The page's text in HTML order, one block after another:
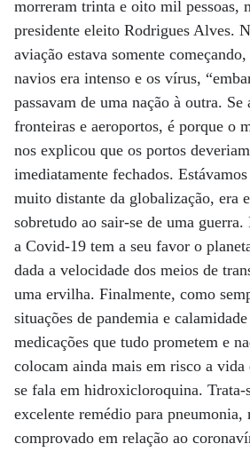
morreram trinta e oito mil pessoas,
presidente eleito Rodrigues Alves.
aviação estava somente
navios era intenso e os vírus,
passavam de uma nação à outra. Se
fronteiras e aeroportos, é porque o
nos explicou que os portos
imediatamente fechados.
muito distante da globalização, era
sobretudo ao sair-se de uma
a Covid-19 tem a seu favor o
dada a velocidade dos meios de
uma ervilha. Finalmente, como
situações de pandemia e
medicações que tudo prometem e
colocam ainda mais em risco a vida
se fala em hidroxicloroquina. Trata-
excelente remédio para pneumonia,
comprovado em relação ao